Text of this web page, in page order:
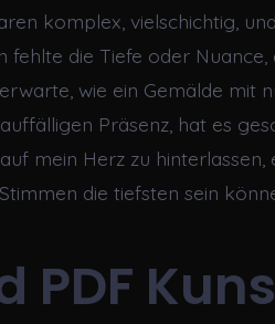
komplex, vielschichtig,
fehlte die Tiefe oder
wie ein Gemälde mit
Präsenz, hat es
mein Herz zu hinterlassen,
die tiefsten sein
PDF